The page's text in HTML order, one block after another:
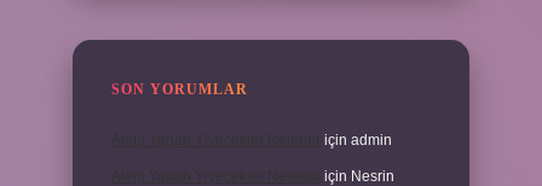
SON YORUMLAR
için admin
için Nesrin